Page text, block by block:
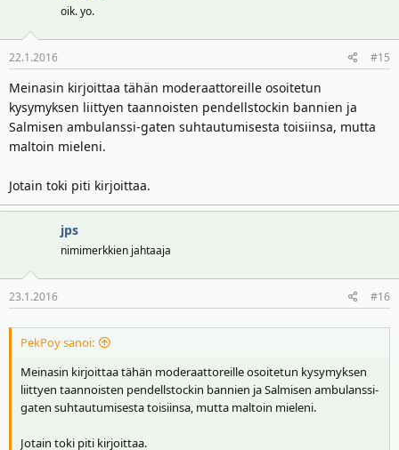
oik. yo.
22.1.2016 #15
Meinasin kirjoittaa tähän moderaattoreille osoitetun
kysymyksen liittyen taannoisten pendellstockin bannien ja
Salmisen ambulanssi-gaten suhtautumisesta toisiinsa, mutta
maltoin mieleni.
Jotain toki piti kirjoittaa.
jps
nimimerkkien jahtaaja
23.1.2016 #16
PekPoy sanoi:
Meinasin kirjoittaa tähän moderaattoreille osoitetun kysymyksen
liittyen taannoisten pendellstockin bannien ja Salmisen ambulanssi-
gaten suhtautumisesta toisiinsa, mutta maltoin mieleni.
Jotain toki piti kirjoittaa.